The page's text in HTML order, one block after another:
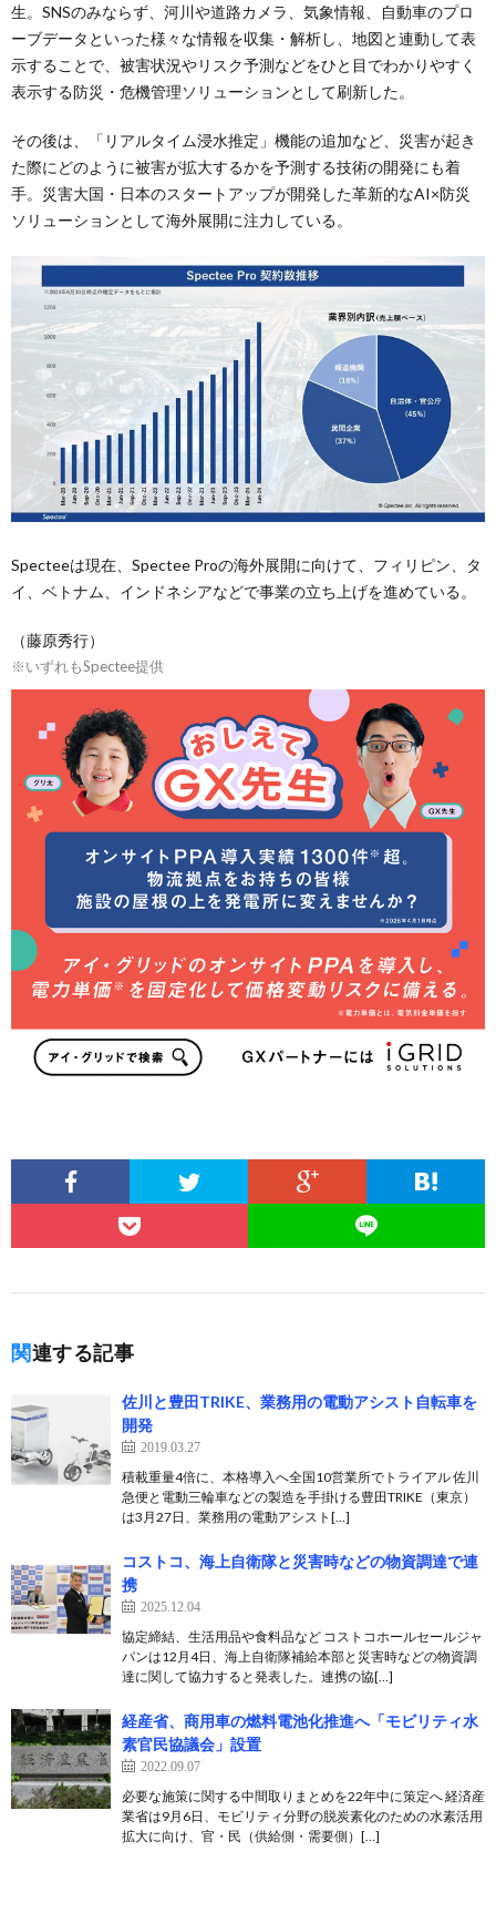
生。SNSのみならず、河川や道路カメラ、気象情報、自動車のプロ
ーブデータといった様々な情報を収集・解析し、地図と連動して表
示することで、被害状況やリスク予測などをひと目でわかりやすく
表示する防災・危機管理ソリューションとして刷新した。
その後は、「リアルタイム浸水推定」機能の追加など、災害が起き
た際にどのように被害が拡大するかを予測する技術の開発にも着
手。災害大国・日本のスタートアップが開発した革新的なAI×防災
ソリューションとして海外展開に注力している。
Specteeは現在、Spectee Proの海外展開に向けて、フィリピン、タ
イ、ベトナム、インドネシアなどで事業の立ち上げを進めている。
（藤原秀行）
※いずれもSpectee提供
関連する記事
佐川と豊田TRIKE、業務用の電動アシスト自転車を
開発
2019.03.27
積載重量4倍に、本格導入へ全国10営業所でトライアル 佐川
急便と電動三輪車などの製造を手掛ける豊田TRIKE（東京）
は3月27日、業務用の電動アシスト[…]
コストコ、海上自衛隊と災害時などの物資調達で連
携
2025.12.04
協定締結、生活用品や食料品など コストコホールセールジャ
パンは12月4日、海上自衛隊補給本部と災害時などの物資調
達に関して協力すると発表した。連携の協[…]
経産省、商用車の燃料電池化推進へ「モビリティ水
素官民協議会」設置
2022.09.07
必要な施策に関する中間取りまとめを22年中に策定へ 経済産
業省は9月6日、モビリティ分野の脱炭素化のための水素活用
拡大に向け、官・民（供給側・需要側）[…]